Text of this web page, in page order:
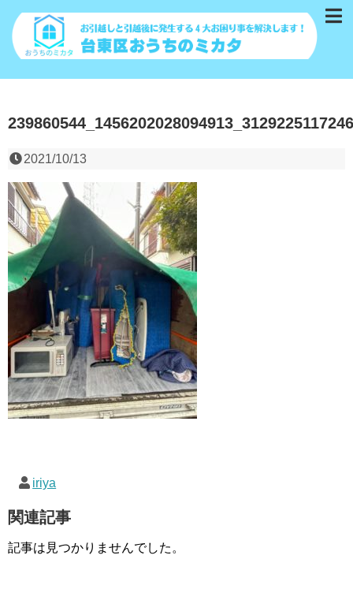
2021/10/13
iriya
関連記事
記事は見つかりませんでした。